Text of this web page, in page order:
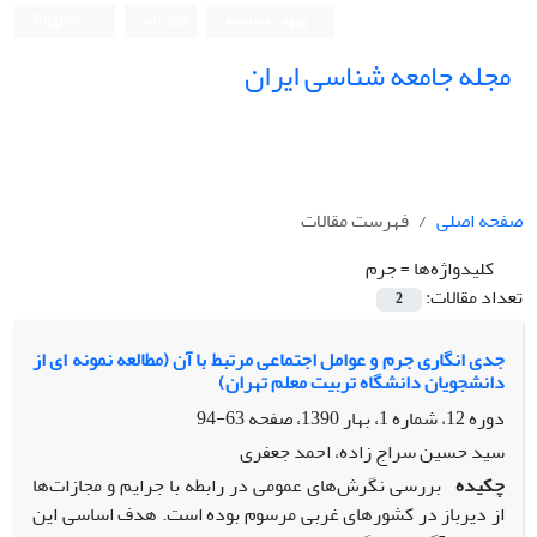
مجله جامعه شناسی ایران
صفحه اصلی
فهرست مقالات
کلیدواژه‌ها =جرم
تعداد مقالات:
2
جدى انگارى جرم و عوامل اجتماعى مرتبط با آن (مطالعه نمونه اى از
دانشجویان دانشگاه تربیت معلم تهران)
دوره 12، شماره 1، بهار 1390، صفحه
63-94
سید حسین سراج زاده، احمد جعفرى
چکیده بررسى نگرش‌هاى عمومى در رابطه با جرایم و مجازات‌ها
از دیرباز در کشورهاى غربى مرسوم بوده است. هدف اساسى این